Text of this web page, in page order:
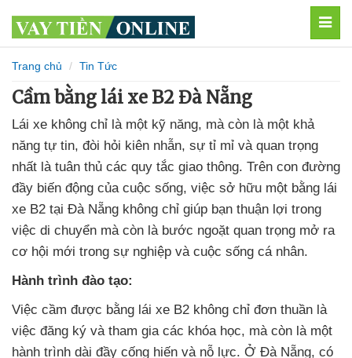
Trang chủ Tin Tức
Cầm bằng lái xe B2 Đà Nẵng
Lái xe không chỉ là một kỹ năng, mà còn là một khả
năng tự tin, đòi hỏi kiên nhẫn, sự tỉ mỉ và quan trọng
nhất là tuân thủ các quy tắc giao thông. Trên con đường
đầy biến động của cuộc sống, việc sở hữu một bằng lái
xe B2 tại Đà Nẵng không chỉ giúp bạn thuận lợi trong
việc di chuyển mà còn là bước ngoặt quan trọng mở ra
cơ hội mới trong sự nghiệp và cuộc sống cá nhân.
Hành trình đào tạo:
Việc cầm được bằng lái xe B2 không chỉ đơn thuần là
việc đăng ký và tham gia các khóa học, mà còn là một
hành trình dài đầy cống hiến và nỗ lực. Ở Đà Nẵng, có